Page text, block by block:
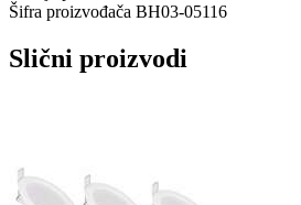
Šifra proizvođača BH03-05116
Slični proizvodi